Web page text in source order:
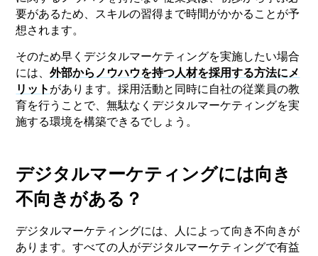
要があるため、スキルの習得まで時間がかかることが予
想されます。
そのため早くデジタルマーケティングを実施したい場合
には、外部からノウハウを持つ人材を採用する方法にメ
リット があります。採用活動と同時に自社の従業員の教
育を行うことで、無駄なくデジタルマーケティングを実
施する環境を構築できるでしょう。
デジタルマーケティングには向き
不向きがある？
デジタルマーケティングには、人によって向き不向きが
あります。すべての人がデジタルマーケティングで有益